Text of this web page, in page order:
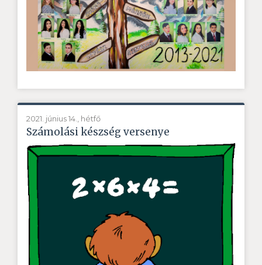
2021. június 14., hétfő
Számolási készség versenye